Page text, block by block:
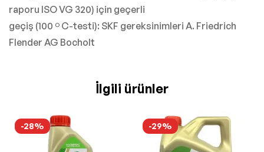
raporu ISO VG 320) için geçerli
geçiş (100 º C-testi): SKF gereksinimleri A. Friedrich
Flender AG Bocholt
İlgili ürünler
-28% -29%